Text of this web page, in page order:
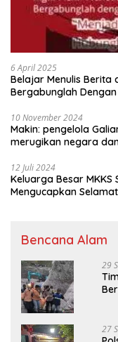
6 April 2025
Belajar Menulis Berita
Bergabunglah
10 November 2024
Makin: pengelola
merugikan negara
12 Juli 2024
Keluarga Besar MKKS
Mengucapkan Selamat Hari Koperasi Nasional Ke 77 Tahun
Bencana Alam
29
27